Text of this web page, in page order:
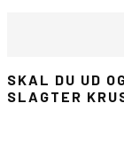
SKAL DU UD
SLAGTER